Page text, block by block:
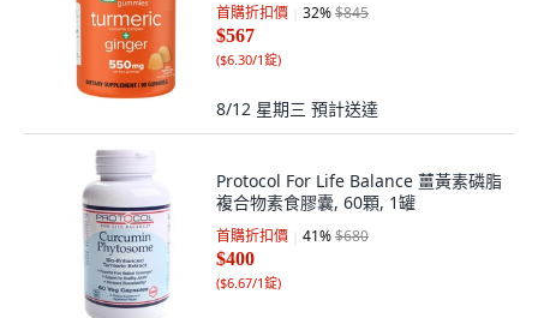
首購折扣價 32%$845
$567
($6.30/1錠)
8/12 星期三 預計送達
Protocol For Life Balance 薑黃素磷脂
複合物素食膠囊, 60顆, 1罐
首購折扣價 41%$680
$400
($6.67/1錠)